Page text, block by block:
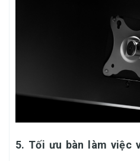
5. Tối ưu bàn làm việc